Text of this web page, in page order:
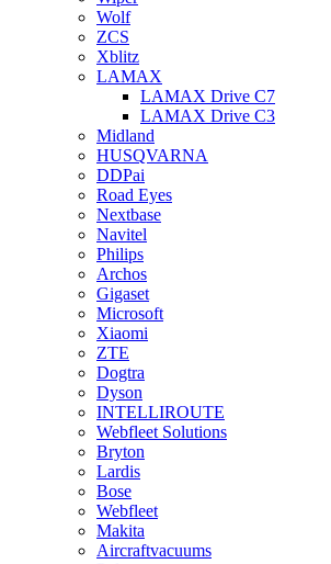
Wolf
ZCS
Xblitz
LAMAX
LAMAX Drive C7
LAMAX Drive C3
Midland
HUSQVARNA
DDPai
Road Eyes
Nextbase
Navitel
Philips
Archos
Gigaset
Microsoft
Xiaomi
ZTE
Dogtra
Dyson
INTELLIROUTE
Webfleet Solutions
Bryton
Lardis
Bose
Webfleet
Makita
Aircraftvacuums